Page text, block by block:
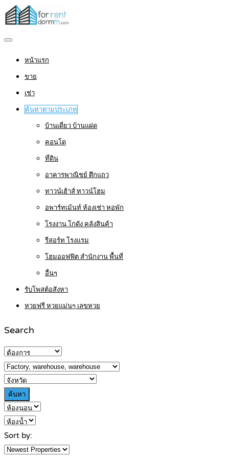
หน้าแรก
ขาย
เช่า
ค้นหาตามประเภท
บ้านเดี่ยว บ้านแฝด
คอนโด
ที่ดิน
อาคารพาณิชย์ ตึกแถว
ทาวน์เฮ้าส์ ทาวน์โฮม
อพาร์ทเม้นท์ ห้องเช่า หอพัก
โรงงาน โกดัง คลังสินค้า
รีสอร์ท โรงแรม
โฮมออฟฟิต สำนักงาน พื้นที่
อื่นๆ
รับโพสต์อสังหา
หวยฟรี หวยแม่นๆ เลขหวย
Search
ค้นหา
Sort by: